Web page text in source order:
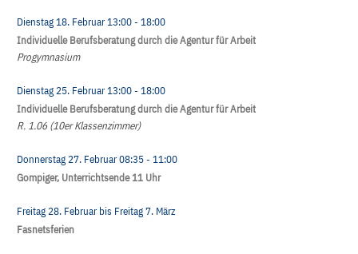
Dienstag 18. Februar13:00- 18:00
Individuelle Berufsberatung durch die Agentur für Arbeit
Progymnasium
Dienstag 25. Februar13:00- 18:00
Individuelle Berufsberatung durch die Agentur für Arbeit
R. 1.06 (10er Klassenzimmer)
Donnerstag 27. Februar08:35- 11:00
Gompiger, Unterrichtsende 11 Uhr
Freitag 28. Februarbis Freitag 7. März
Fasnetsferien